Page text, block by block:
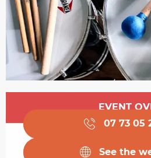
Opening hours &EVENT
07 73 05
See the